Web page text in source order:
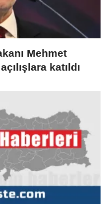
Mehmet
katıldı